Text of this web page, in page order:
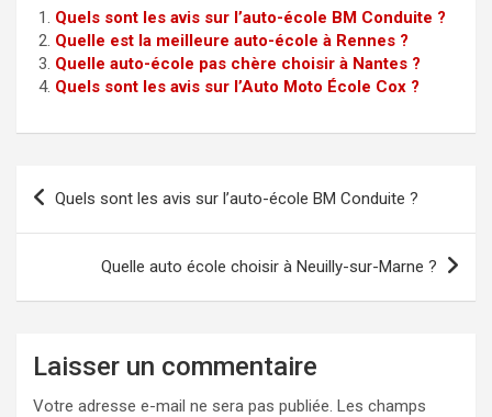
Quels sont les avis sur l’auto-école BM Conduite ?
Quelle est la meilleure auto-école à Rennes ?
Quelle auto-école pas chère choisir à Nantes ?
Quels sont les avis sur l’Auto Moto École Cox ?
Navigation
l’article
Quels sont les avis sur l’auto-école BM Conduite ?
Quelle auto école choisir à Neuilly-sur-Marne ?
Laisser un commentaire
Votre adresse e-mail ne sera pas publiée. Les champs